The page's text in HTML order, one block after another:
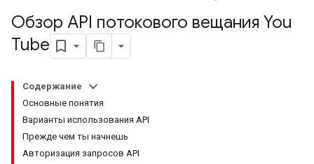
Обзор API потокового вещания You
Tube
Содержание
Основные понятия
Варианты использования API
Прежде чем ты начнешь
Авторизация запросов API